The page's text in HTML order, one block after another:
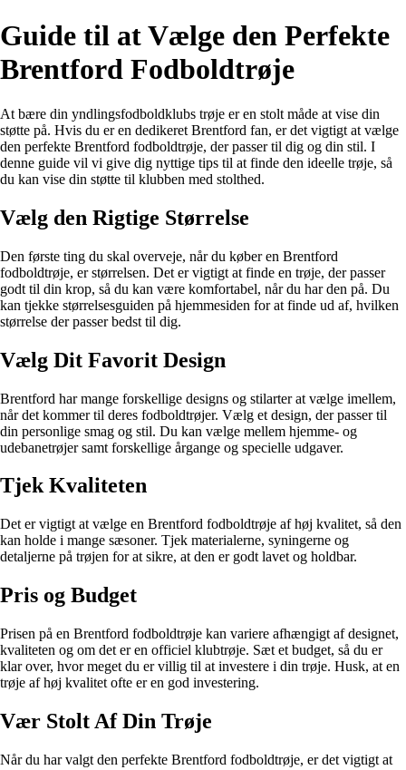
Guide til at Vælge den Perfekte
Brentford Fodboldtrøje
At bære din yndlingsfodboldklubs trøje er en stolt måde at vise din
støtte på. Hvis du er en dedikeret Brentford fan, er det vigtigt at vælge
den perfekte Brentford fodboldtrøje, der passer til dig og din stil. I
denne guide vil vi give dig nyttige tips til at finde den ideelle trøje, så
du kan vise din støtte til klubben med stolthed.
Vælg den Rigtige Størrelse
Den første ting du skal overveje, når du køber en Brentford
fodboldtrøje, er størrelsen. Det er vigtigt at finde en trøje, der passer
godt til din krop, så du kan være komfortabel, når du har den på. Du
kan tjekke størrelsesguiden på hjemmesiden for at finde ud af, hvilken
størrelse der passer bedst til dig.
Vælg Dit Favorit Design
Brentford har mange forskellige designs og stilarter at vælge imellem,
når det kommer til deres fodboldtrøjer. Vælg et design, der passer til
din personlige smag og stil. Du kan vælge mellem hjemme- og
udebanetrøjer samt forskellige årgange og specielle udgaver.
Tjek Kvaliteten
Det er vigtigt at vælge en Brentford fodboldtrøje af høj kvalitet, så den
kan holde i mange sæsoner. Tjek materialerne, syningerne og
detaljerne på trøjen for at sikre, at den er godt lavet og holdbar.
Pris og Budget
Prisen på en Brentford fodboldtrøje kan variere afhængigt af designet,
kvaliteten og om det er en officiel klubtrøje. Sæt et budget, så du er
klar over, hvor meget du er villig til at investere i din trøje. Husk, at en
trøje af høj kvalitet ofte er en god investering.
Vær Stolt Af Din Trøje
Når du har valgt den perfekte Brentford fodboldtrøje, er det vigtigt at